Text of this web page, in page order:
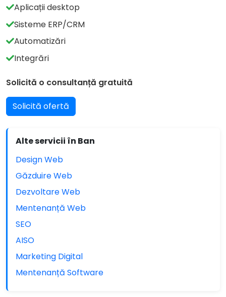
Aplicații desktop
Sisteme ERP/CRM
Automatizări
Integrări
Solicită o consultanță gratuită
Solicită ofertă
Alte servicii în Ban
Design Web
Găzduire Web
Dezvoltare Web
Mentenanță Web
SEO
AISO
Marketing Digital
Mentenanță Software